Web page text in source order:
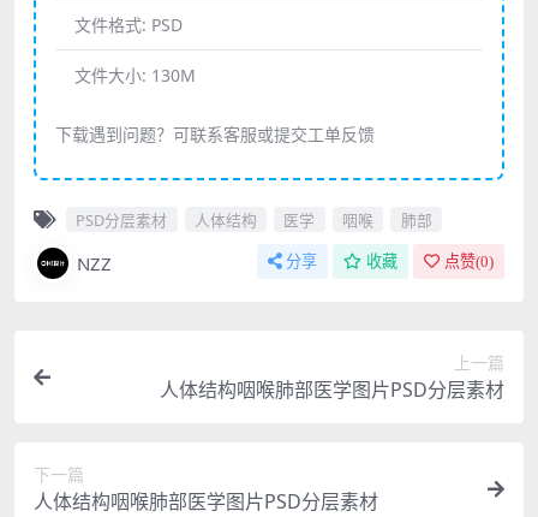
文件格式: PSD
文件大小: 130M
下载遇到问题？可联系客服或提交工单反馈
PSD分层素材 人体结构 医学 咽喉 肺部
NZZ 分享 收藏 点赞(0)
上一篇
人体结构咽喉肺部医学图片PSD分层素材
下一篇
人体结构咽喉肺部医学图片PSD分层素材